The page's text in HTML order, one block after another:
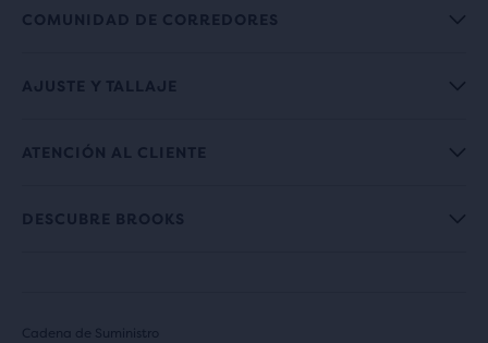
COMUNIDAD DE CORREDORES
AJUSTE Y TALLAJE
ATENCIÓN AL CLIENTE
DESCUBRE BROOKS
Cadena de Suministro